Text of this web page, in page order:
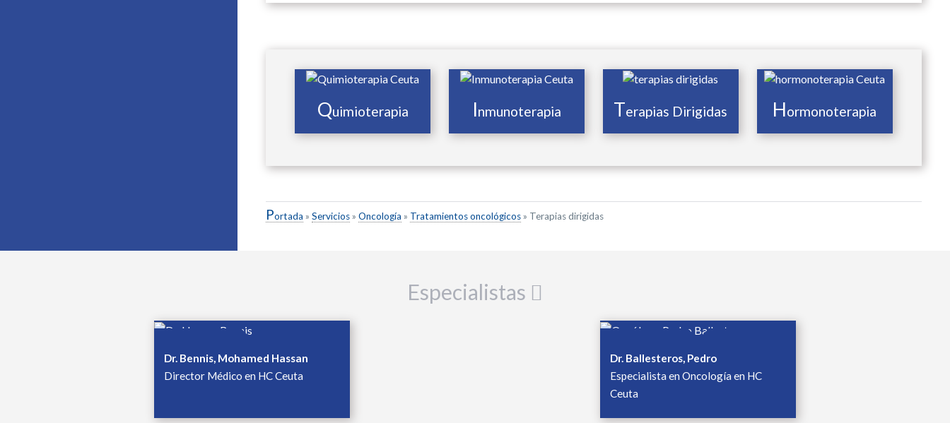
Quimioterapia Inmunoterapia Terapias Dirigidas Hormonoterapia
Portada »Servicios »Oncología » Tratamientos oncológicos » Terapias dirigidas
Especialistas
Dr. Bennis, Mohamed Hassan
Director Médico en HC Ceuta
Dr. Ballesteros, Pedro
Especialista en Oncología en HC
Ceuta